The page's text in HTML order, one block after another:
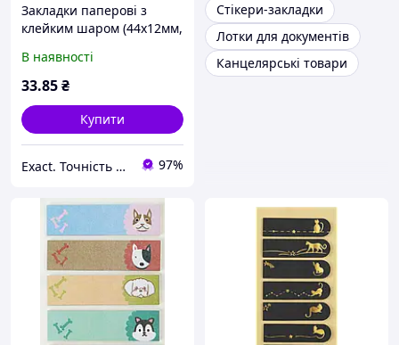
Закладки паперові з
клейким шаром (44x12мм,
ZiBi Kids Line Catycorn
ZB.15106
В наявності
33.85₴
Купити
Exact. Точність у роботі. Свобода у творчості. 97%
Стікери-закладки
Лотки для документів
Канцелярські товари